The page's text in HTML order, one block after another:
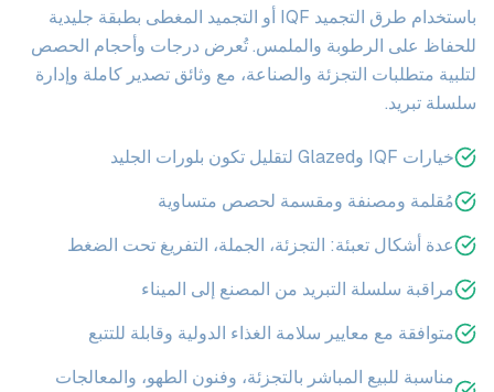
باستخدام طرق التجميد IQF أو التجميد المغطى بطبقة جليدية
للحفاظ على الرطوبة والملمس. تُعرض درجات وأحجام الحصص
لتلبية متطلبات التجزئة والصناعة، مع وثائق تصدير كاملة وإدارة
سلسلة تبريد.
خيارات IQF وGlazed لتقليل تكون بلورات الجليد
مُقلمة ومصنفة ومقسمة لحصص متساوية
عدة أشكال تعبئة: التجزئة، الجملة، التفريغ تحت الضغط
مراقبة سلسلة التبريد من المصنع إلى الميناء
متوافقة مع معايير سلامة الغذاء الدولية وقابلة للتتبع
مناسبة للبيع المباشر بالتجزئة، وفنون الطهو، والمعالجات